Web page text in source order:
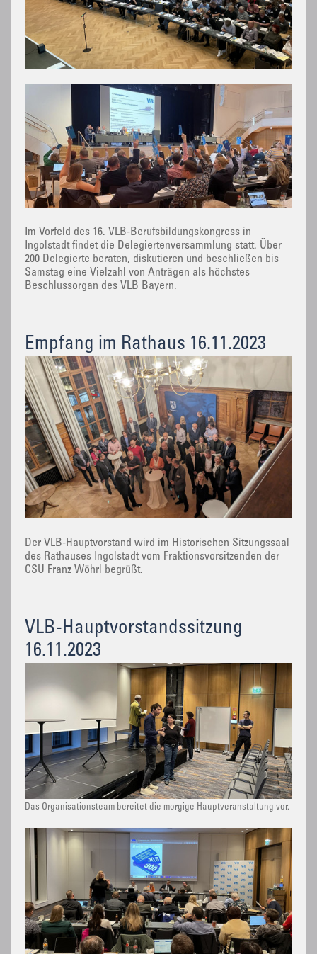
Im Vorfeld des 16. VLB-Berufsbildungskongress in
Ingolstadt findet die Delegiertenversammlung statt. Über
200 Delegierte beraten, diskutieren und beschließen bis
Samstag eine Vielzahl von Anträgen als höchstes
Beschlussorgan des VLB Bayern.
Empfang im Rathaus 16.11.2023
Der VLB-Hauptvorstand wird im Historischen Sitzungssaal
des Rathauses Ingolstadt vom Fraktionsvorsitzenden der
CSU Franz Wöhrl begrüßt.
VLB-Hauptvorstandssitzung
16.11.2023
Das Organisationsteam bereitet die morgige Hauptveranstaltung vor.